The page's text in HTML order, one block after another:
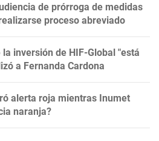
de prórroga de medidas
proceso abreviado
inversión de HIF-Global "está
a Fernanda Cardona
alerta roja mientras Inumet
naranja?